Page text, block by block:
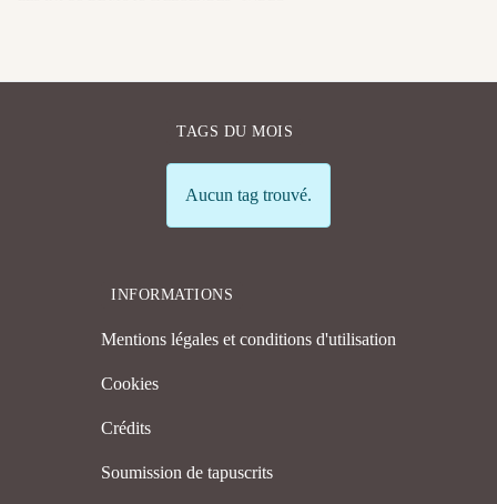
TAGS DU MOIS
Info
Aucun tag trouvé.
INFORMATIONS
Mentions légales et conditions d'utilisation
Cookies
Crédits
Soumission de tapuscrits